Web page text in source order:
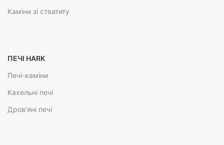
Каміни зі стеатиту
ПЕЧІ HARK
Печі-каміни
Кахельні печі
Дров'яні печі